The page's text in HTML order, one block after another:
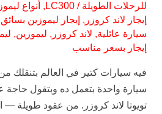
للرحلات الطويلة /
LC300
, أنواع
إيجار لاند كروزر , إيجار ليموزين بسائق
سيارة عائلية, لاند كروزر , ليموزين,
إيجار بسعر مناسب
فيه سيارات كتير في العالم بتنقلك
سيارة واحدة بتعمل ده وبتقول
تويوتا لاند كروزر. من عقود طويلة